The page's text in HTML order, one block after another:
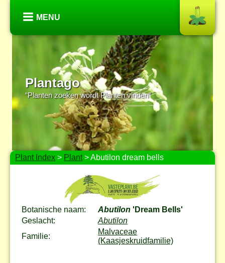
MENU
Plantago
“Planten zoeken wordt Planten vinden”
Plant Index > Plant> Abutilon dream bells
Botanische naam: Abutilon 'Dream Bells'
Geslacht:
Abutilon
Familie:
Malvaceae
(Kaasjeskruidfamilie)